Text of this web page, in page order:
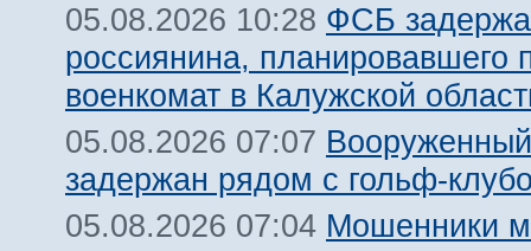
05.08.2026 10:28 ФСБ
россиянина, планировавшего
военкомат в Калужской
05.08.2026 07:07
задержан рядом с гольф-
05.08.2026 07:04 Мошенники